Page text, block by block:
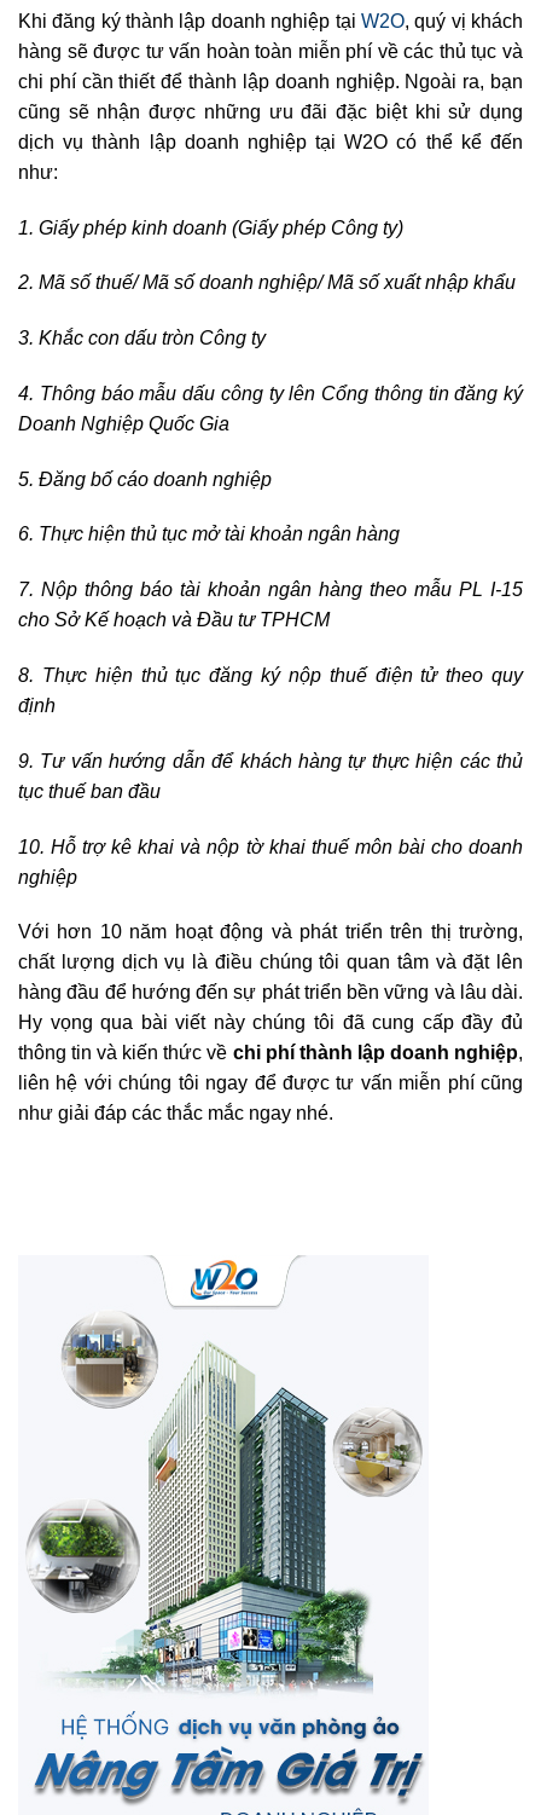
Khi đăng ký thành lập doanh nghiệp tại W2O, quý vị khách
hàng sẽ được tư vấn hoàn toàn miễn phí về các thủ tục và
chi phí cần thiết để thành lập doanh nghiệp. Ngoài ra, bạn
cũng sẽ nhận được những ưu đãi đặc biệt khi sử dụng
dịch vụ thành lập doanh nghiệp tại W2O có thể kể đến
như:
1. Giấy phép kinh doanh (Giấy phép Công ty)
2. Mã số thuế/ Mã số doanh nghiệp/ Mã số xuất nhập khẩu
3. Khắc con dấu tròn Công ty
4. Thông báo mẫu dấu công ty lên Cổng thông tin đăng ký
Doanh Nghiệp Quốc Gia
5. Đăng bố cáo doanh nghiệp
6. Thực hiện thủ tục mở tài khoản ngân hàng
7. Nộp thông báo tài khoản ngân hàng theo mẫu PL I-15
cho Sở Kế hoạch và Đầu tư TPHCM
8. Thực hiện thủ tục đăng ký nộp thuế điện tử theo quy
định
9. Tư vấn hướng dẫn để khách hàng tự thực hiện các thủ
tục thuế ban đầu
10. Hỗ trợ kê khai và nộp tờ khai thuế môn bài cho doanh
nghiệp
Với hơn 10 năm hoạt động và phát triển trên thị trường,
chất lượng dịch vụ là điều chúng tôi quan tâm và đặt lên
hàng đầu để hướng đến sự phát triển bền vững và lâu dài.
Hy vọng qua bài viết này chúng tôi đã cung cấp đầy đủ
thông tin và kiến thức về chi phí thành lập doanh nghiệp,
liên hệ với chúng tôi ngay để được tư vấn miễn phí cũng
như giải đáp các thắc mắc ngay nhé.